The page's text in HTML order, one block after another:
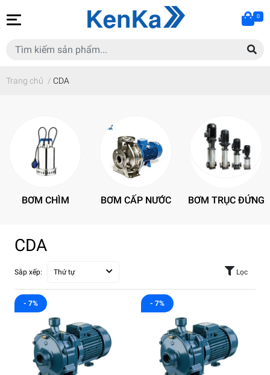
0
Trang chủ / CDA
BƠM CHÌM BƠM CẤP NƯỚC BƠM TRỤC ĐỨNG
CDA
Sắp xếp: Thứ tự Lọc
- 7% - 7%